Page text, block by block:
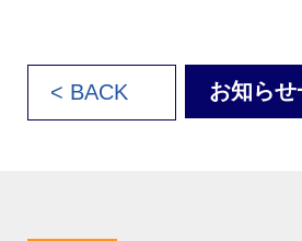
< BACK お知らせ